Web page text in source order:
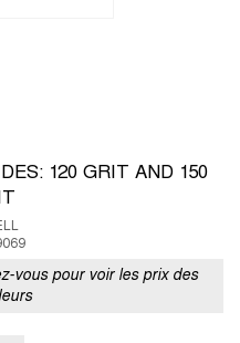
120 GRIT AND 150
vous pour voir les prix des